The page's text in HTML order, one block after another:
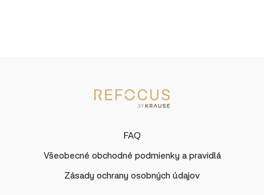
FAQ
Všeobecné obchodné podmienky a pravidlá
Zásady ochrany osobných údajov